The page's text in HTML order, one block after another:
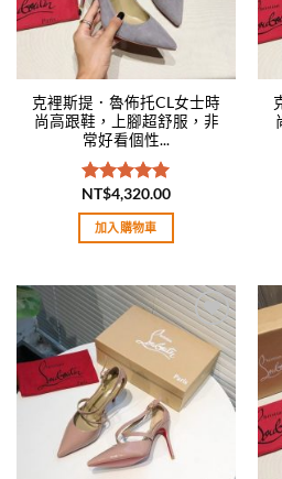
克裡斯提．魯佈托CL女士時
尚高跟鞋，上腳超舒服，非
常好看個性...
評分5.00
滿分 5
NT$4,320.00
加入購物車
Add to
wishlist